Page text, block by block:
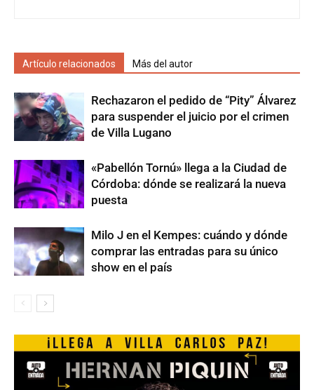
Artículo relacionados Más del autor
Rechazaron el pedido de “Pity” Álvarez
para suspender el juicio por el crimen
de Villa Lugano
«Pabellón Tornú» llega a la Ciudad de
Córdoba: dónde se realizará la nueva
puesta
Milo J en el Kempes: cuándo y dónde
comprar las entradas para su único
show en el país